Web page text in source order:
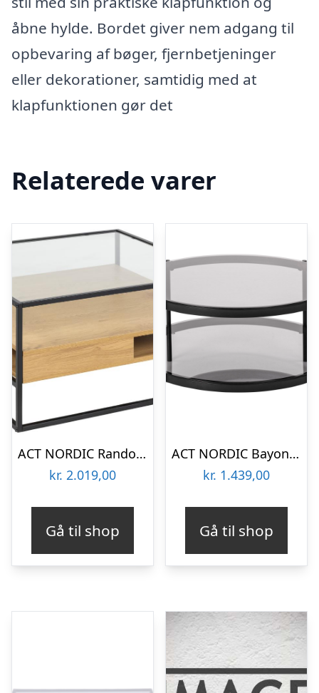
åbne hylde. Bordet giver nem adgang til
opbevaring af bøger, fjernbetjeninger
eller dekorationer, samtidig med at
klapfunktionen gør det
Relaterede varer
ACT NORDIC Randolf sofabord, m. 2 hylder – klar glas, natur vild eg melamin, mat sort stål (80×80)
kr. 2.019,00
Gå til shop
ACT NORDIC Bayonne rund sofabord, m. hylde – røgfarvet glas og sort metal (Ø75)
kr. 1.439,00
Gå til shop